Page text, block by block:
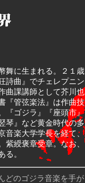
舞に生まれる。２１歳
詩曲』でチェレプニン
曲課講師として芥川也
『管弦楽法』は作曲技
『ゴジラ』『座頭市』
琴』など黄金時代の多
音楽大学学長を経て、
紫綬褒章受章。なお、
る。
のゴジラ音楽を手が